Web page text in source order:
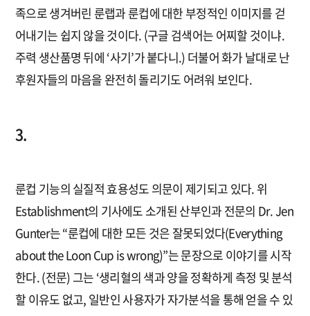
족으로 생겨버린 룬랩과 룬컵에 대한 부정적인 이미지를 걷
어내기는 쉽지 않을 것이다. (구글 검색어는 어찌할 것이냐.
주력 생산품명 뒤에 ‘사기’가 붙다니.) 더불어 화가 날대로 난
후원자들의 마음을 완전히 돌리기도 어려워 보인다.
3.
룬컵 기능의 실질적 효용성도 의문이 제기되고 있다. 위
Establishment의 기사에도 소개된 산부인과 전문의 Dr. Jen
Gunter는 “룬컵에 대한 모든 것은 잘못되었다(Everything
about the Loon Cup is wrong)”는 문장으로 이야기를 시작
한다. (전문) 그는 ‘생리혈의 색과 양을 정확하게 측정 및 분석
할 이유도 없고, 일반인 사용자가 자가분석을 통해 얻을 수 있